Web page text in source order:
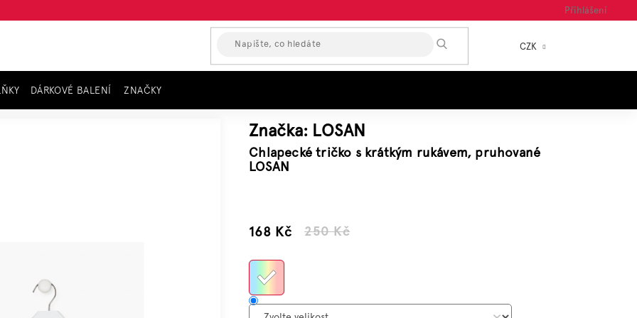
CZK
Přihlášení
DÁRKOVÉ BALENÍ ZNAČKY
Chlapecké tričko s krátkým rukávem, pruhované
LOSAN
Značka: LOSAN
250 Kč
168 Kč Měrná